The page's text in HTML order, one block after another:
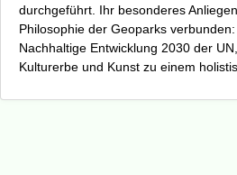
Datenschutz
Impressum
durchgeführt. Ihr besonderes
Philosophie der Geoparks
Nachhaltige Entwicklung 2030 der
Kulturerbe und Kunst zu einem